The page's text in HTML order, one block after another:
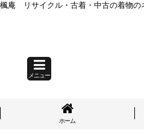
楓庵 リサイクル・古着・中古の着物の
メニュー
ホーム